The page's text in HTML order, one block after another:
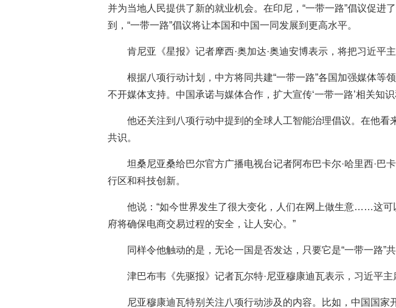
并为当地人民提供了新的就业机会。在印尼，“一带一路”倡议促
到，“一带一路”倡议将让本国和中国一同发展到更高水平。
肯尼亚《星报》记者摩西·奥加达·奥迪安博表示，将把习近平
根据八项行动计划，中方将同共建“一带一路”各国加强媒体等
不开媒体支持。中国承诺与媒体合作，扩大宣传‘一带一路’相关知
他还关注到八项行动中提到的全球人工智能治理倡议。在他
共识。
坦桑尼亚桑给巴尔官方广播电视台记者阿布巴卡尔·哈里西·巴
行区和科技创新。
他说：“如今世界发生了很大变化，人们在网上做生意……这
府将确保电商交易过程的安全，让人安心。”
同样令他触动的是，无论一国是否发达，只要它是“一带一路”
津巴布韦《先驱报》记者瓦尔特·尼亚穆康迪瓦表示，习近平
尼亚穆康迪瓦特别关注八项行动涉及的内容。比如，中国国